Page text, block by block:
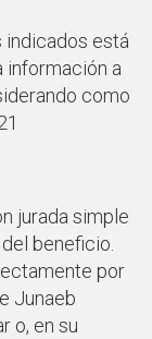
indicados está
información a
como
jurada simple
beneficio.
por
Junaeb
o, en su